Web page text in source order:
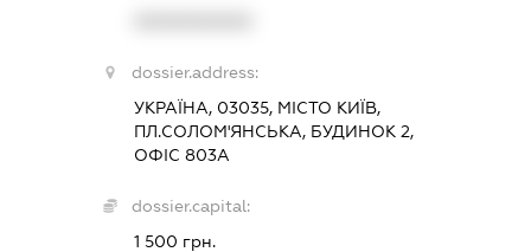
dossier.address:
УКРАЇНА, 03035, МІСТО КИЇВ,
ПЛ.СОЛОМ'ЯНСЬКА, БУДИНОК 2,
ОФІС 803А
dossier.capital:
1 500 грн.